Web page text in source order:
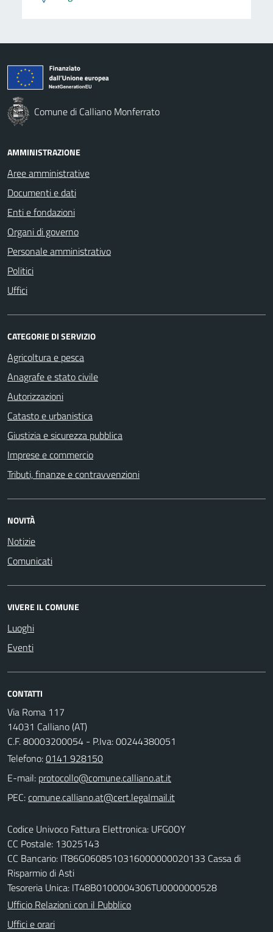
Comune di Calliano Monferrato
AMMINISTRAZIONE
Aree amministrative
Documenti e dati
Enti e fondazioni
Organi di governo
Personale amministrativo
Politici
Uffici
CATEGORIE DI SERVIZIO
Agricoltura e pesca
Anagrafe e stato civile
Autorizzazioni
Catasto e urbanistica
Giustizia e sicurezza pubblica
Imprese e commercio
Tributi, finanze e contravvenzioni
NOVITÀ
Notizie
Comunicati
VIVERE IL COMUNE
Luoghi
Eventi
CONTATTI
Via Roma 117
14031 Calliano (AT)
C.F. 80003200054 - P.Iva: 00244380051
Telefono:0141 928150
E-mail:
PEC:
Codice Univoco Fattura Elettronica: UFG0OY
CC Postale: 13025143
CC Bancario: IT86G0608510316000000020133 Cassa di
Risparmio di Asti
Tesoreria Unica: lT48B0100004306TU0000000528
Ufficio Relazioni con il Pubblico
Uffici e orari